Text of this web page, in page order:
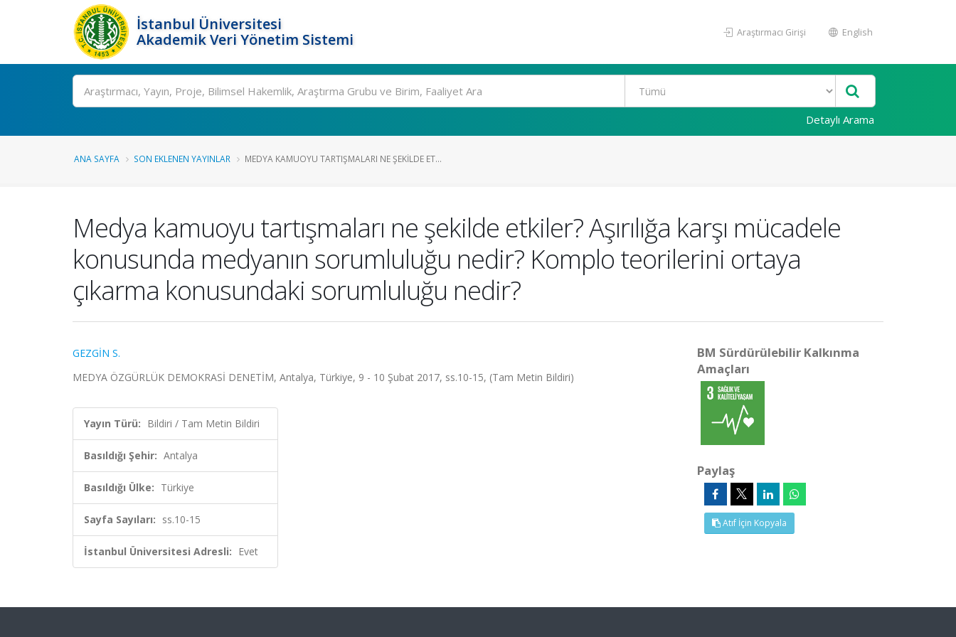
İstanbul Üniversitesi
Akademik Veri Yönetim Sistemi
Araştırmacı Girişi English
Ara
Detaylı Arama
ANA SAYFA SON EKLENEN YAYINLAR MEDYA KAMUOYU TARTIŞMALARI NE ŞEKILDE ET...
Medya kamuoyu tartışmaları ne şekilde etkiler? Aşırılığa karşı mücadele
konusunda medyanın sorumluluğu nedir? Komplo teorilerini ortaya
çıkarma konusundaki sorumluluğu nedir?
GEZGİN S.
MEDYA ÖZGÜRLÜK DEMOKRASİ DENETİM, Antalya, Türkiye, 9 - 10 Şubat 2017, ss.10-15, (Tam Metin Bildiri)
Yayın Türü: Bildiri / Tam Metin Bildiri
Basıldığı Şehir: Antalya
Basıldığı Ülke: Türkiye
Sayfa Sayıları: ss.10-15
İstanbul Üniversitesi Adresli: Evet
BM Sürdürülebilir Kalkınma
Amaçları
Paylaş
Atıf İçin Kopyala